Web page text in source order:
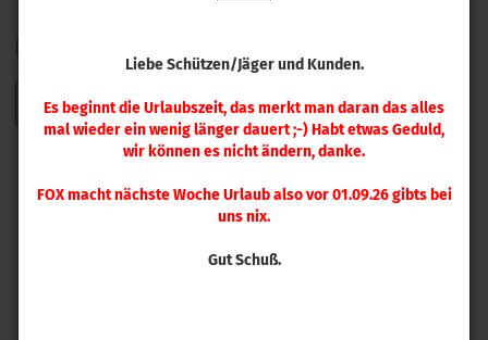
Liebe Schützen/Jäger und Kunden.
Es beginnt die Urlaubszeit, das merkt man daran das alles
mal wieder ein wenig länger dauert ;-) Habt etwas Geduld,
wir können es nicht ändern, danke.
FOX macht nächste Woche Urlaub also vor 01.09.26 gibts bei
uns nix.
Gut Schuß.